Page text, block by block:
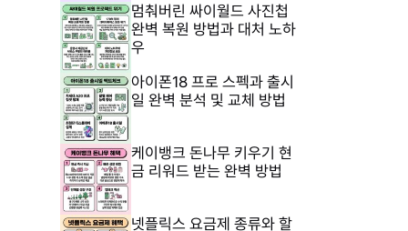
멈춰버린 싸이월드 사진첩
완벽 복원 방법과 대처 노하
우
아이폰18 프로 스펙과 출시
일 완벽 분석 및 교체 방법
케이뱅크 돈나무 키우기 현
금 리워드 받는 완벽 방법
넷플릭스 요금제 종류와 할